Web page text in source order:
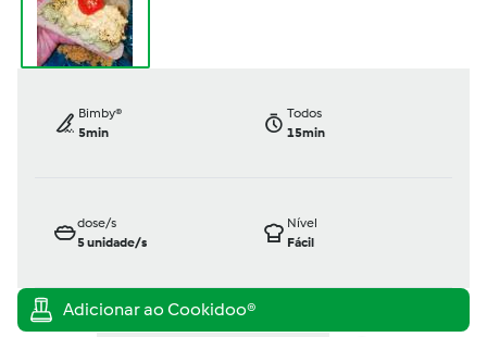
Bimby®
5min
Todos
15min
dose/s
5unidade/s
Nível
Fácil